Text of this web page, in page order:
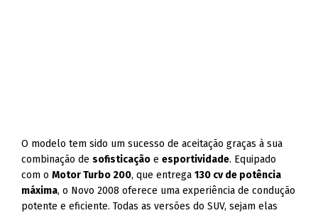
O modelo tem sido um sucesso de aceitação graças à sua
combinação desofisticação eesportividade. Equipado
com oMotor Turbo 200, que entrega130 cv de potência
máxima, o Novo 2008 oferece uma experiência de condução
potente e eficiente. Todas as versões do SUV, sejam elas